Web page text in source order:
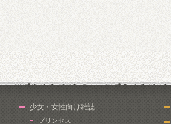
少女・女性向け雑誌
プリンセス